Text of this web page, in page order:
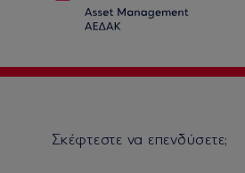
Σκέφτεστε να επενδύσετε;